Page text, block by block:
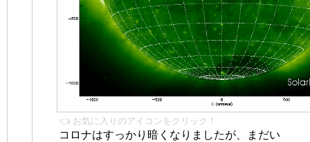
👈 お気に入りのアイコンをクリック！
コロナはすっかり暗くなりましたが、まだい